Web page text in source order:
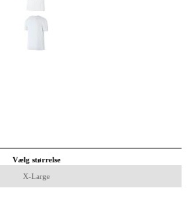
Vælg størrelse
X-Large